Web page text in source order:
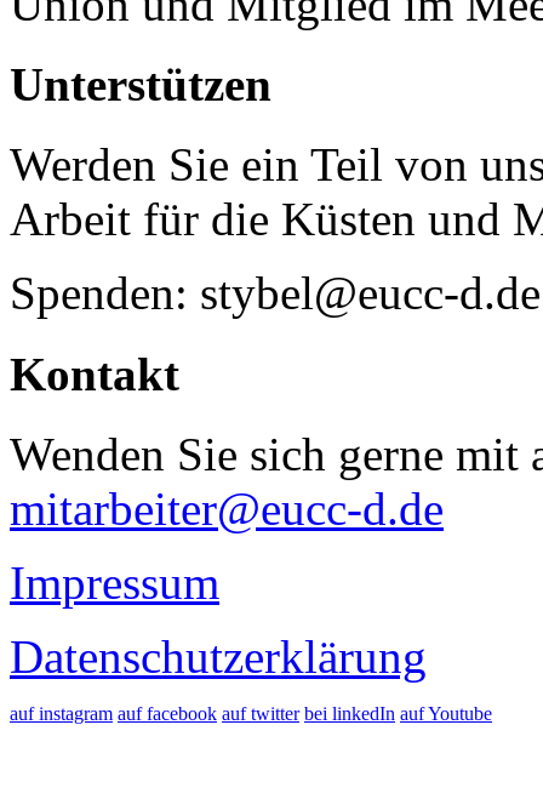
Unterstützen
Werden Sie ein Teil von
Arbeit für die Küsten und
Spenden: stybel@eucc-d.de
Kontakt
Wenden Sie sich gerne mit
mitarbeiter@eucc-d.de
Impressum
Datenschutzerklärung
auf instagram auf facebook auf twitter bei linkedIn auf Youtube